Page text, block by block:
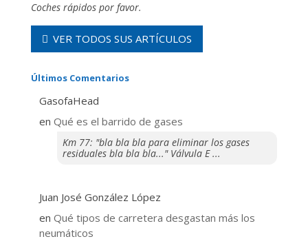
Coches rápidos por favor.
VER TODOS SUS ARTÍCULOS
Últimos Comentarios
GasofaHead
en Qué es el barrido de gases
Km 77: "bla bla bla para eliminar los gases
residuales bla bla bla..." Válvula E ...
Juan José González López
en Qué tipos de carretera desgastan más los
neumáticos